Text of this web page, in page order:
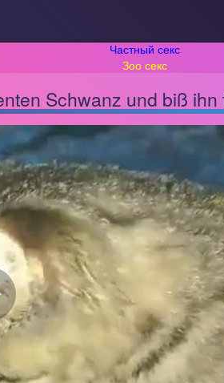
Частный секс
Зоо секс
Schwanz und biß ihn